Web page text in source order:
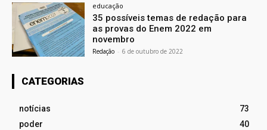
educação
35 possíveis temas de redação para
as provas do Enem 2022 em
novembro
Redação - 6 de outubro de 2022
CATEGORIAS
notícias
73
poder
40